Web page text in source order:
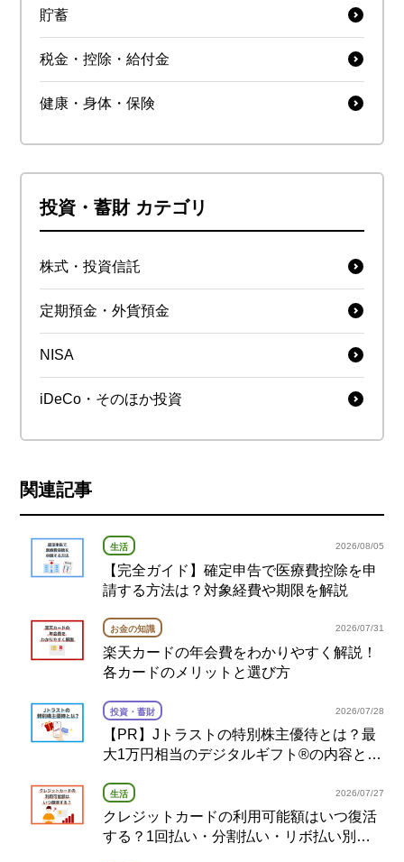
貯蓄
税金・控除・給付金
健康・身体・保険
投資・蓄財 カテゴリ
株式・投資信託
定期預金・外貨預金
NISA
iDeCo・そのほか投資
関連記事
生活 2026/08/05
【完全ガイド】確定申告で医療費控除を申
請する方法は？対象経費や期限を解説
お金の知識 2026/07/31
楽天カードの年会費をわかりやすく解説！
各カードのメリットと選び方
投資・蓄財 2026/07/28
【PR】Jトラストの特別株主優待とは？最
大1万円相当のデジタルギフト®の内容と注
生活 2026/07/27
クレジットカードの利用可能額はいつ復活
する？1回払い・分割払い・リボ払い別の